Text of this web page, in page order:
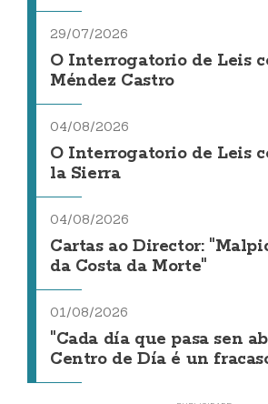
29/07/2026
O Interrogatorio de Leis
Méndez Castro
04/08/2026
O Interrogatorio de Leis
la Sierra
04/08/2026
Cartas ao Director:
da Costa da Morte"
01/08/2026
"Cada día que pasa sen
Centro de Día é un